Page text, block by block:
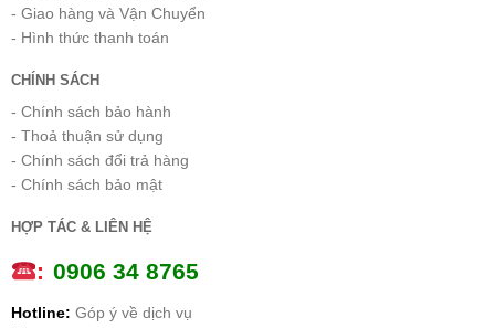
- Giao hàng và Vận Chuyển
- Hình thức thanh toán
CHÍNH SÁCH
- Chính sách bảo hành
- Thoả thuận sử dụng
- Chính sách đổi trả hàng
- Chính sách bảo mật
HỢP TÁC & LIÊN HỆ
: 0906 34 8765
Hotline: Góp ý về dịch vụ